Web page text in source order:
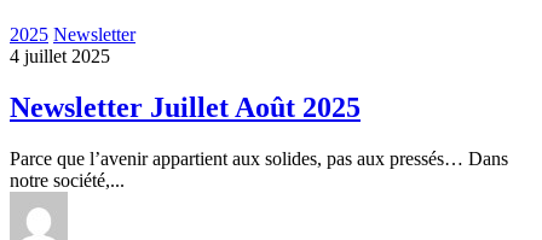
2025 Newsletter
4 juillet 2025
Newsletter Juillet Août 2025
Parce que l’avenir appartient aux solides, pas aux pressés… Dans
notre société,...